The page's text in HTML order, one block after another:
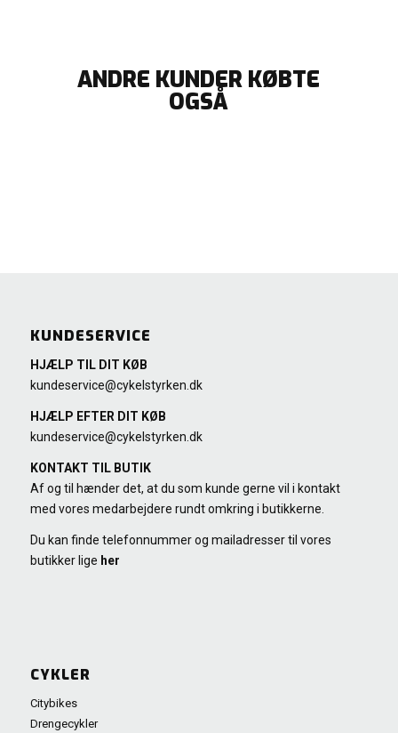
ANDRE KUNDER KØBTE
OGSÅ
KUNDESERVICE
HJÆLP TIL DIT KØB
kundeservice@cykelstyrken.dk
HJÆLP EFTER DIT KØB
kundeservice@cykelstyrken.dk
KONTAKT TIL BUTIK
Af og til hænder det, at du som kunde gerne vil i kontakt
med vores medarbejdere rundt omkring i butikkerne.
Du kan finde telefonnummer og mailadresser til vores
butikker lige her
CYKLER
Citybikes
Drengecykler